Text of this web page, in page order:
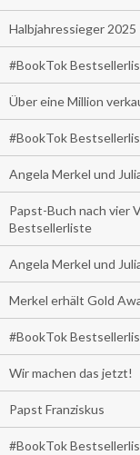
Halbjahressieger 2025
#BookTok
Über eine Million
#BookTok
Angela Merkel und
Papst-Buch nach vier
Bestsellerliste
Angela Merkel und
Merkel erhält Gold
#BookTok
Wir machen das jetzt!
Papst Franziskus
#BookTok